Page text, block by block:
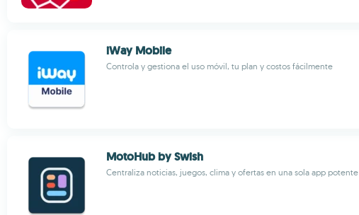
iWay Mobile
Controla y gestiona el uso móvil, tu plan y costos fácilmente
MotoHub by Swish
Centraliza noticias, juegos, clima y ofertas en una sola app potente